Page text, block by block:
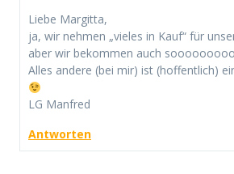
Liebe Margitta,
ja, wir nehmen „vieles in Kauf“ für
aber wir bekommen auch
Alles andere (bei mir) ist (hoffentlich)
LG Manfred
Antworten